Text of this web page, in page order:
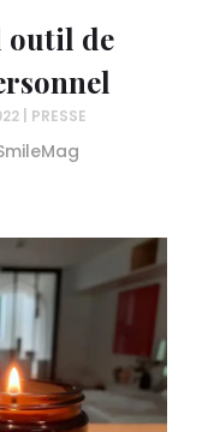
outil de
| PRESSE